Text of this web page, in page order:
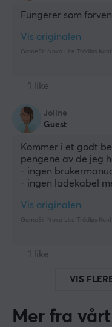
Fungerer som
Vis originalen
GameSir Nova Lite Trådløs
1 like
Joline
Guest
Kommer i et godt
pengene av de jeg
- ingen
- ingen ladekabel
Vis originalen
GameSir Nova Lite Trådløs
1 like
VIS
Mer fra